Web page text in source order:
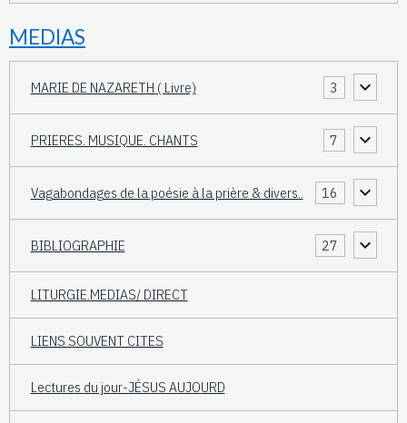
MEDIAS
MARIE DE NAZARETH ( Livre) 3
PRIERES. MUSIQUE. CHANTS 7
Vagabondages de la poésie à la prière & divers.. 16
BIBLIOGRAPHIE 27
LITURGIE.MEDIAS/ DIRECT
LIENS SOUVENT CITES
Lectures du jour-JÉSUS AUJOURD